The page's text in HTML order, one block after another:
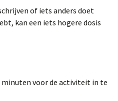
of iets anders doet
kan een iets hogere dosis
minuten voor de activiteit in te